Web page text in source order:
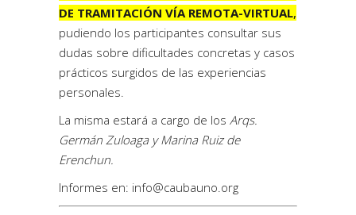
DE TRAMITACIÓN VÍA REMOTA-VIRTUAL,
pudiendo los participantes consultar sus
dudas sobre dificultades concretas y casos
prácticos surgidos de las experiencias
personales.
La misma estará a cargo de los Arqs.
Germán Zuloaga y Marina Ruiz de
Erenchun.
Informes en: info@caubauno.org